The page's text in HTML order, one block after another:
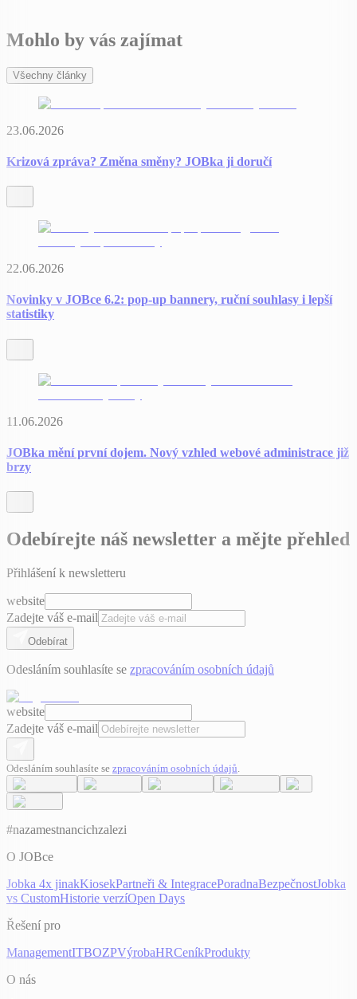
Mohlo by vás zajímat
Všechny články
23.06.2026
Krizová zpráva? Změna směny? JOBka ji doručí
22.06.2026
Novinky v JOBce 6.2: pop-up bannery, ruční souhlasy i lepší
statistiky
11.06.2026
JOBka mění první dojem. Nový vzhled webové administrace již
brzy
Odebírejte náš newsletter a mějte přehled
Přihlášení k newsletteru
website
Zadejte váš e-mail
Odebírat
Odesláním souhlasíte se zpracováním osobních údajů
website
Zadejte váš e-mail
Odesláním souhlasíte se zpracováním osobních údajů.
#nazamestnancichzalezi
O JOBce
Jobka 4x jinakKiosekPartneři & IntegracePoradnaBezpečnostJobka
vs CustomHistorie verzíOpen Days
Řešení pro
ManagementITBOZPVýrobaHRCeníkProdukty
O nás